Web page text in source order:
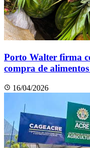
Porto Walter firma
compra de
16/04/2026